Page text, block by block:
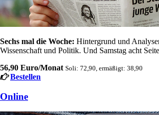
Sechs mal die Woche: Hintergrund und
Wissenschaft und Politik. Und Samstag acht
56,90 Euro/Monat Soli: 72,90, ermäßigt: 38,90
Bestellen
Online